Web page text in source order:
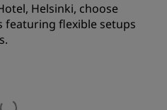
Helsinki, choose
flexible setups